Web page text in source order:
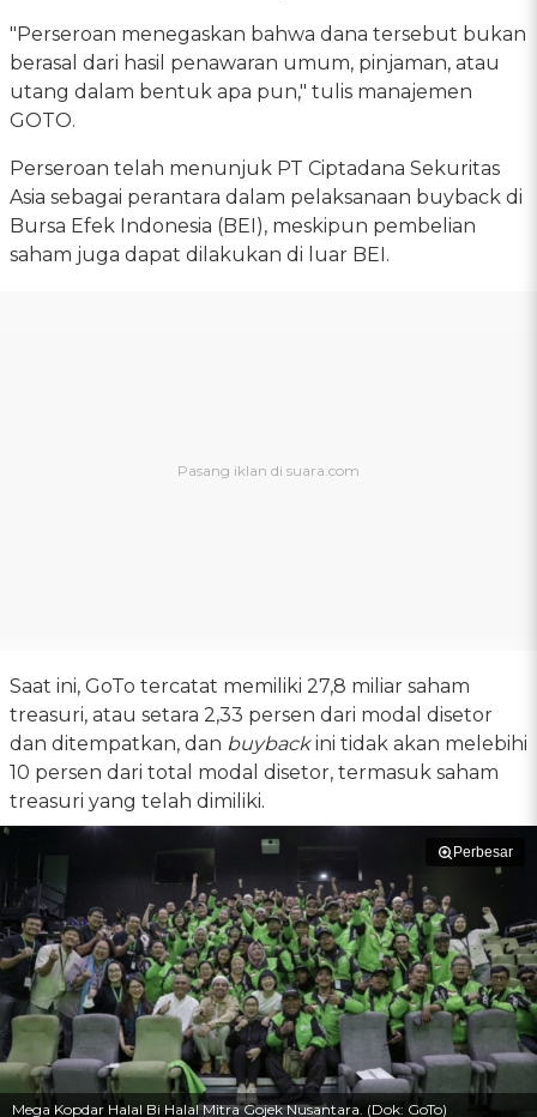
"Perseroan menegaskan bahwa dana tersebut bukan
berasal dari hasil penawaran umum, pinjaman, atau
utang dalam bentuk apa pun," tulis manajemen
GOTO.
Perseroan telah menunjuk PT Ciptadana Sekuritas
Asia sebagai perantara dalam pelaksanaan buyback di
Bursa Efek Indonesia (BEI), meskipun pembelian
saham juga dapat dilakukan di luar BEI.
Saat ini, GoTo tercatat memiliki 27,8 miliar saham
treasuri, atau setara 2,33 persen dari modal disetor
dan ditempatkan, dan buybackini tidak akan melebihi
10 persen dari total modal disetor, termasuk saham
treasuri yang telah dimiliki.
Perbesar
Mega Kopdar Halal Bi Halal Mitra Gojek Nusantara. (Dok: GoTo)